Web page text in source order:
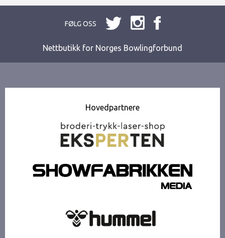
FØLG OSS
Nettbutikk for Norges Bowlingforbund
Hovedpartnere